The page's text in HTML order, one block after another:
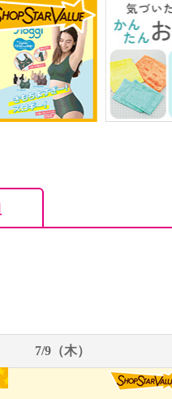
7/9（木）